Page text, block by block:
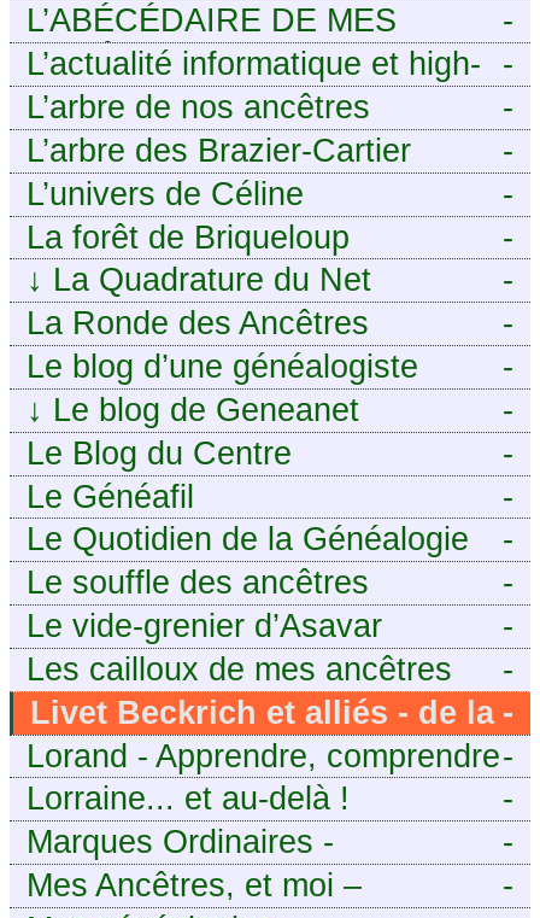
-
L’ABÉCÉDAIRE DE MES
ANCÊTRES – Tout ce que
j’aurais aimé savoir sur ma
famille mais n’ai jamais osé
demander
-
L’actualité informatique et high-
tech pour décideurs IT.
-
L’arbre de nos ancêtres
-
L’arbre des Brazier-Cartier
-
L’univers de Céline
-
La forêt de Briqueloup
-
↓ La Quadrature du Net
-
La Ronde des Ancêtres
-
Le blog d’une généalogiste
-
↓ Le blog de Geneanet
-
Le Blog du Centre
Généalogique de Touraine -
-
Le Généafil
-
Le Quotidien de la Généalogie
-
Le souffle des ancêtres
-
Le vide-grenier d’Asavar
-
Les cailloux de mes ancêtres
-
Livet Beckrich et alliés - de la
généalogie à l’écriture.
-
Lorand - Apprendre, comprendre
et transmettre pour exister.
(Descartes)
-
Lorraine... et au-delà !
-
Marques Ordinaires -
Généalogie de Moselle et
-
Mes Ancêtres, et moi –